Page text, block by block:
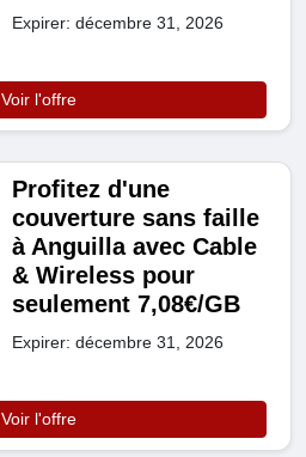
Expirer: décembre 31, 2026
Voir l'offre
Profitez d'une
couverture sans faille
à Anguilla avec Cable
& Wireless pour
seulement 7,08€/GB
Expirer: décembre 31, 2026
Voir l'offre